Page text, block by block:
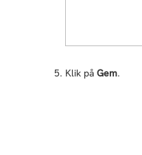
Klik på Gem.